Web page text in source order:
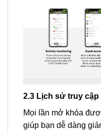
2.3 Lịch sử truy cập
Mọi lần mở khóa
giúp bạn dễ dàng